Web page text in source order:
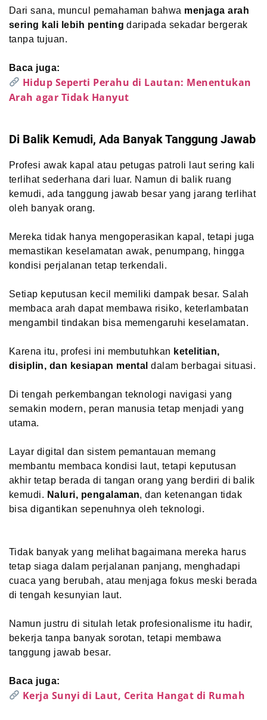
Dari sana, muncul pemahaman bahwa menjaga arah
sering kali lebih penting daripada sekadar bergerak
tanpa tujuan.
Baca juga:
Hidup Seperti Perahu di Lautan: Menentukan
Arah agar Tidak Hanyut
Di Balik Kemudi, Ada Banyak Tanggung Jawab
Profesi awak kapal atau petugas patroli laut sering kali
terlihat sederhana dari luar. Namun di balik ruang
kemudi, ada tanggung jawab besar yang jarang terlihat
oleh banyak orang.
Mereka tidak hanya mengoperasikan kapal, tetapi juga
memastikan keselamatan awak, penumpang, hingga
kondisi perjalanan tetap terkendali.
Setiap keputusan kecil memiliki dampak besar. Salah
membaca arah dapat membawa risiko, keterlambatan
mengambil tindakan bisa memengaruhi keselamatan.
Karena itu, profesi ini membutuhkan ketelitian,
disiplin, dan kesiapan mental dalam berbagai situasi.
Di tengah perkembangan teknologi navigasi yang
semakin modern, peran manusia tetap menjadi yang
utama.
Layar digital dan sistem pemantauan memang
membantu membaca kondisi laut, tetapi keputusan
akhir tetap berada di tangan orang yang berdiri di balik
kemudi. Naluri, pengalaman, dan ketenangan tidak
bisa digantikan sepenuhnya oleh teknologi.
Tidak banyak yang melihat bagaimana mereka harus
tetap siaga dalam perjalanan panjang, menghadapi
cuaca yang berubah, atau menjaga fokus meski berada
di tengah kesunyian laut.
Namun justru di situlah letak profesionalisme itu hadir,
bekerja tanpa banyak sorotan, tetapi membawa
tanggung jawab besar.
Baca juga:
Kerja Sunyi di Laut, Cerita Hangat di Rumah